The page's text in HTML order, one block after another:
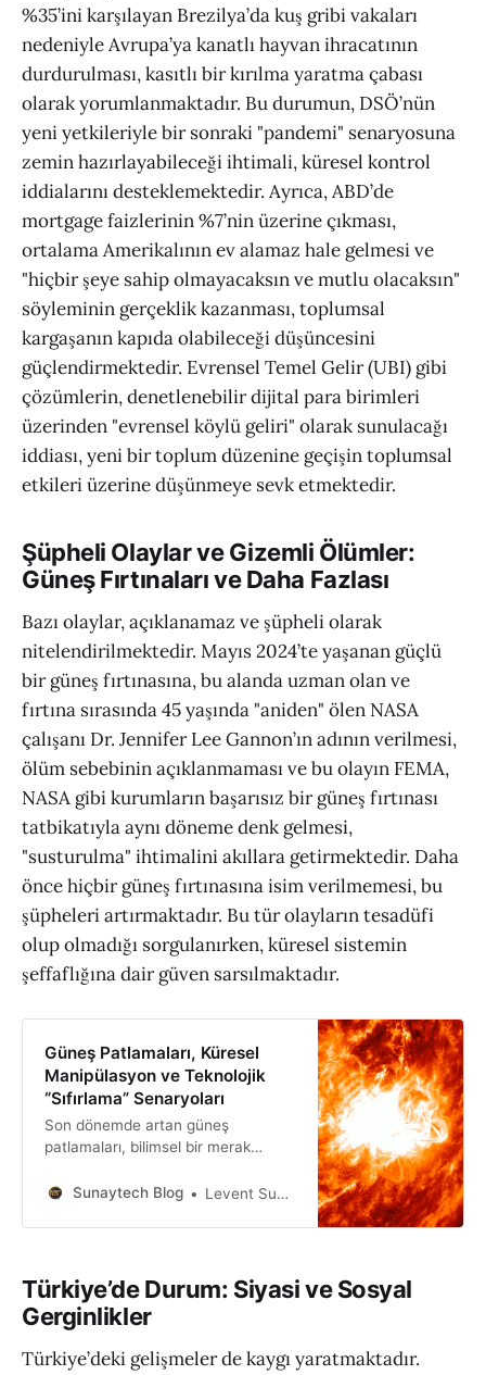
%35’ini karşılayan Brezilya’da kuş gribi vakaları
nedeniyle Avrupa’ya kanatlı hayvan ihracatının
durdurulması, kasıtlı bir kırılma yaratma çabası
olarak yorumlanmaktadır. Bu durumun, DSÖ’nün
yeni yetkileriyle bir sonraki "pandemi" senaryosuna
zemin hazırlayabileceği ihtimali, küresel kontrol
iddialarını desteklemektedir. Ayrıca, ABD’de
mortgage faizlerinin %7’nin üzerine çıkması,
ortalama Amerikalının ev alamaz hale gelmesi ve
"hiçbir şeye sahip olmayacaksın ve mutlu olacaksın"
söyleminin gerçeklik kazanması, toplumsal
kargaşanın kapıda olabileceği düşüncesini
güçlendirmektedir. Evrensel Temel Gelir (UBI) gibi
çözümlerin, denetlenebilir dijital para birimleri
üzerinden "evrensel köylü geliri" olarak sunulacağı
iddiası, yeni bir toplum düzenine geçişin toplumsal
etkileri üzerine düşünmeye sevk etmektedir.
Şüpheli Olaylar ve Gizemli Ölümler:
Güneş Fırtınaları ve Daha Fazlası
Bazı olaylar, açıklanamaz ve şüpheli olarak
nitelendirilmektedir. Mayıs 2024’te yaşanan güçlü
bir güneş fırtınasına, bu alanda uzman olan ve
fırtına sırasında 45 yaşında "aniden" ölen NASA
çalışanı Dr. Jennifer Lee Gannon’ın adının verilmesi,
ölüm sebebinin açıklanmaması ve bu olayın FEMA,
NASA gibi kurumların başarısız bir güneş fırtınası
tatbikatıyla aynı döneme denk gelmesi,
"susturulma" ihtimalini akıllara getirmektedir. Daha
önce hiçbir güneş fırtınasına isim verilmemesi, bu
şüpheleri artırmaktadır. Bu tür olayların tesadüfi
olup olmadığı sorgulanırken, küresel sistemin
şeffaflığına dair güven sarsılmaktadır.
Güneş Patlamaları, Küresel
Manipülasyon ve Teknolojik
“Sıfırlama” Senaryoları
Son dönemde artan güneş
patlamaları, bilimsel bir merak
ölçekte bir “reset” planının parçası
geliyor. 15 Mayıs 2025’te kaydedilen
nitelendirilen X2.7 sınıfı güneş
patlaması, bu tartışmaları yeniden
alevlendirdi.. X Sınıfı Patlama ve
gerçekleşen
Sunaytech Blog Levent Sunay
Türkiye’de Durum: Siyasi ve Sosyal
Gerginlikler
Türkiye’deki gelişmeler de kaygı yaratmaktadır.